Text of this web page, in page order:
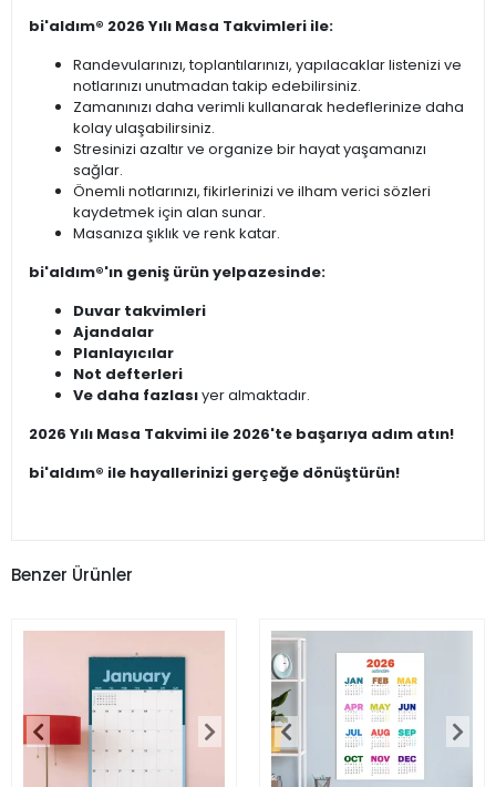
bi'aldım® 2026 Yılı Masa Takvimleri ile:
Randevularınızı, toplantılarınızı, yapılacaklar listenizi ve
notlarınızı unutmadan takip edebilirsiniz.
Zamanınızı daha verimli kullanarak hedeflerinize daha
kolay ulaşabilirsiniz.
Stresinizi azaltır ve organize bir hayat yaşamanızı
sağlar.
Önemli notlarınızı, fikirlerinizi ve ilham verici sözleri
kaydetmek için alan sunar.
Masanıza şıklık ve renk katar.
bi'aldım®'ın geniş ürün yelpazesinde:
Duvar takvimleri
Ajandalar
Planlayıcılar
Not defterleri
Ve daha fazlasıyer almaktadır.
2026 Yılı Masa Takvimi ile 2026'te başarıya adım atın!
bi'aldım® ile hayallerinizi gerçeğe dönüştürün!
Benzer Ürünler